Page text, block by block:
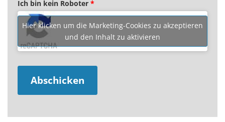
Ich bin kein Roboter *
Hier klicken um die Marketing-Cookies zu akzeptieren
und den Inhalt zu aktivieren